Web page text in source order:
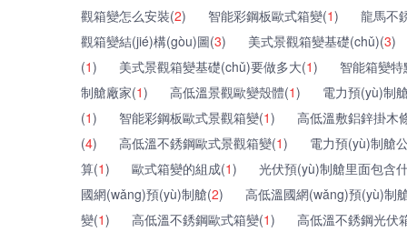
觀箱變怎么安裝(2) 智能彩鋼板歐式箱變(1)
龍馬不
觀箱變結(jié)構(gòu)圖(3) 美式景觀箱變基礎(chǔ)(3)
(1) 美式景觀箱變基礎(chǔ)要做多大(1)
智能箱變特
制艙廠家(1) 高低溫景觀歐變殼體(1)
電力預(yù)制
(1) 智能彩鋼板歐式景觀箱變(1)
高低溫敷鋁鋅掛木
(4) 高低溫不銹鋼歐式景觀箱變(1)
電力預(yù)制艙
算(1) 歐式箱變的組成(1)
光伏預(yù)制艙里面包含
國網(wǎng)預(yù)制艙(2)
高低溫國網(wǎng)預(yù)制
變(1) 高低溫不銹鋼歐式箱變(1)
高低溫不銹鋼光伏